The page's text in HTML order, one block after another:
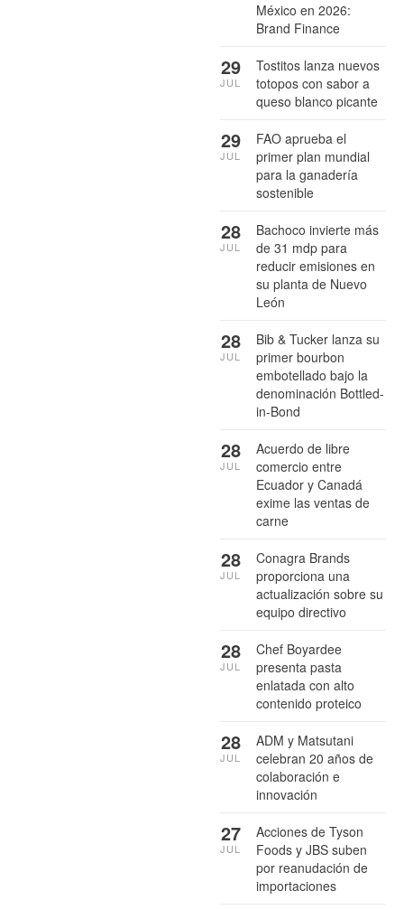
México en 2026:
Brand Finance
Tostitos lanza nuevos
totopos con sabor a
queso blanco picante
29
JUL
FAO aprueba el
primer plan mundial
para la ganadería
sostenible
29
JUL
Bachoco invierte más
de 31 mdp para
reducir emisiones en
su planta de Nuevo
León
28
JUL
Bib & Tucker lanza su
primer bourbon
embotellado bajo la
denominación Bottled-
in-Bond
28
JUL
Acuerdo de libre
comercio entre
Ecuador y Canadá
exime las ventas de
carne
28
JUL
Conagra Brands
proporciona una
actualización sobre su
equipo directivo
28
JUL
Chef Boyardee
presenta pasta
enlatada con alto
contenido proteico
28
JUL
ADM y Matsutani
celebran 20 años de
colaboración e
innovación
28
JUL
Acciones de Tyson
Foods y JBS suben
por reanudación de
importaciones
27
JUL